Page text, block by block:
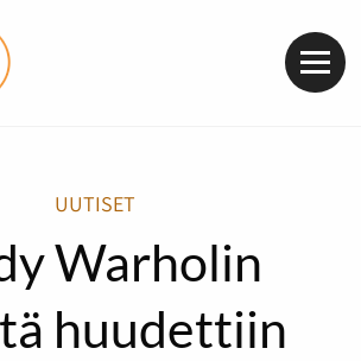
UUTISET
Warholin
huudettiin